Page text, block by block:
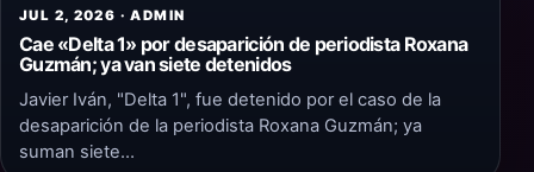
JUL 2, 2026 · ADMIN
Cae «Delta 1» por desaparición de periodista Roxana
Guzmán; ya van siete detenidos
Javier Iván, "Delta 1", fue detenido por el caso de la
desaparición de la periodista Roxana Guzmán; ya
suman siete…